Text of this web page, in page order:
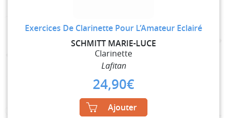
Exercices De Clarinette Pour L’Amateur Eclairé
SCHMITT MARIE-LUCE
Clarinette
Lafitan
24,90€
Ajouter